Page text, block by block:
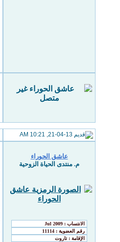
عاشق الحوراء
م. منتدى الحياة الزوحية